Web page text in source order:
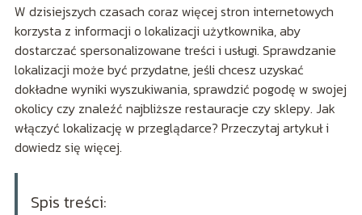
W dzisiejszych czasach coraz więcej stron internetowych
korzysta z informacji o lokalizacji użytkownika, aby
dostarczać spersonalizowane treści i usługi. Sprawdzanie
lokalizacji może być przydatne, jeśli chcesz uzyskać
dokładne wyniki wyszukiwania, sprawdzić pogodę w swojej
okolicy czy znaleźć najbliższe restauracje czy sklepy. Jak
włączyć lokalizację w przeglądarce? Przeczytaj artykuł i
dowiedz się więcej.
Spis treści: